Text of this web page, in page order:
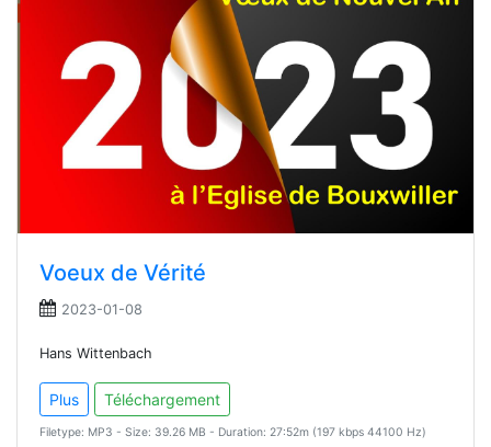
Voeux de Vérité
2023-01-08
Hans Wittenbach
Plus Téléchargement
Filetype: MP3 - Size: 39.26 MB - Duration: 27:52m (197 kbps 44100 Hz)